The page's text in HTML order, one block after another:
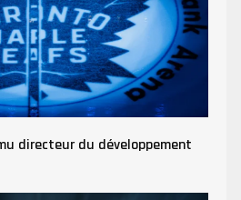
directeur du développement